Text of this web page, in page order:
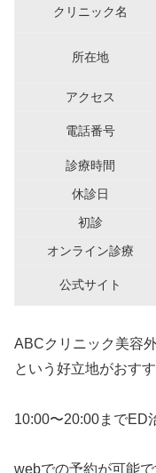
クリニック名
所在地
アクセス
電話番号
診療時間
休診日
初診
オンライン診療
公式サイト
ABCクリニック美容
という好立地がおす
10:00〜20:00までED
webでの予約が可能で